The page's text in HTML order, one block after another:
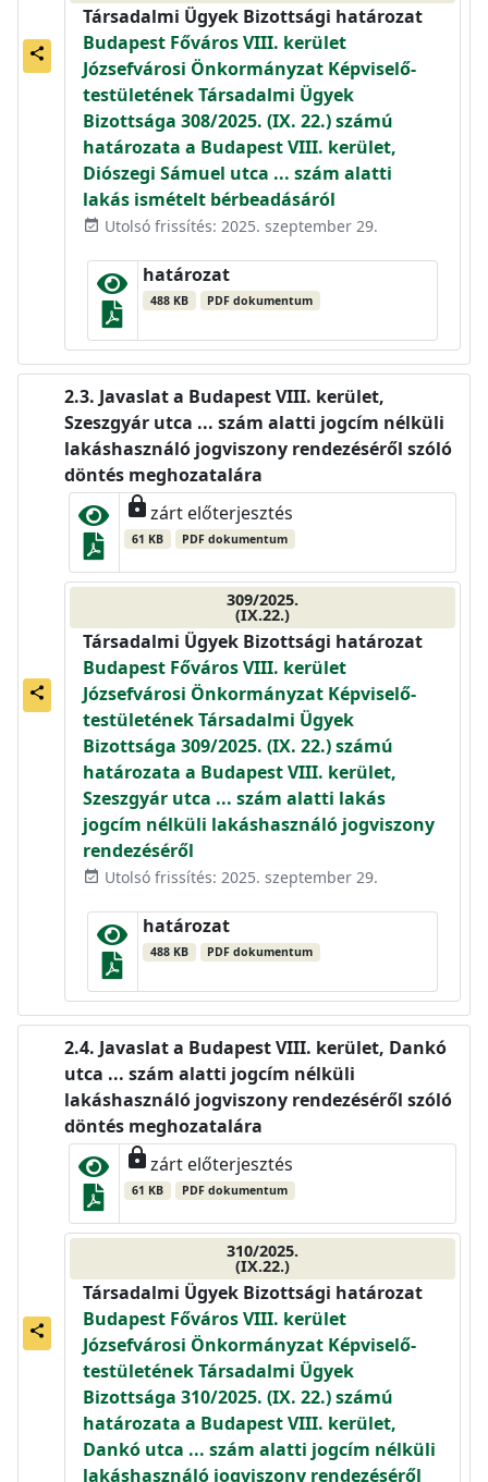
share
Társadalmi Ügyek Bizottsági határozat
Budapest Főváros VIII. kerület
Józsefvárosi Önkormányzat Képviselő-
testületének Társadalmi Ügyek
Bizottsága 308/2025. (IX. 22.) számú
határozata a Budapest VIII. kerület,
Diószegi Sámuel utca ... szám alatti
lakás ismételt bérbeadásáról
event_available Utolsó frissítés: 2025. szeptember 29.
határozat
488 KB PDF dokumentum
share
Javaslat a Budapest VIII. kerület,
Szeszgyár utca ... szám alatti jogcím nélküli
lakáshasználó jogviszony rendezéséről szóló
döntés meghozatalára
lockzárt előterjesztés
61 KB PDF dokumentum
309/2025.
(IX.22.)
Társadalmi Ügyek Bizottsági határozat
Budapest Főváros VIII. kerület
Józsefvárosi Önkormányzat Képviselő-
testületének Társadalmi Ügyek
Bizottsága 309/2025. (IX. 22.) számú
határozata a Budapest VIII. kerület,
Szeszgyár utca ... szám alatti lakás
jogcím nélküli lakáshasználó jogviszony
rendezéséről
event_available Utolsó frissítés: 2025. szeptember 29.
határozat
488 KB PDF dokumentum
share
Javaslat a Budapest VIII. kerület, Dankó
utca ... szám alatti jogcím nélküli
lakáshasználó jogviszony rendezéséről szóló
döntés meghozatalára
lockzárt előterjesztés
61 KB PDF dokumentum
310/2025.
(IX.22.)
Társadalmi Ügyek Bizottsági határozat
Budapest Főváros VIII. kerület
Józsefvárosi Önkormányzat Képviselő-
testületének Társadalmi Ügyek
Bizottsága 310/2025. (IX. 22.) számú
határozata a Budapest VIII. kerület,
Dankó utca ... szám alatti jogcím nélküli
lakáshasználó jogviszony rendezéséről